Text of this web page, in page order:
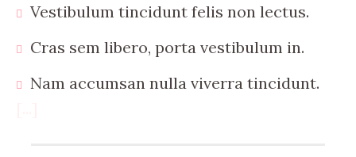
Vestibulum tincidunt felis non lectus.
Cras sem libero, porta vestibulum in.
Nam accumsan nulla viverra tincidunt.